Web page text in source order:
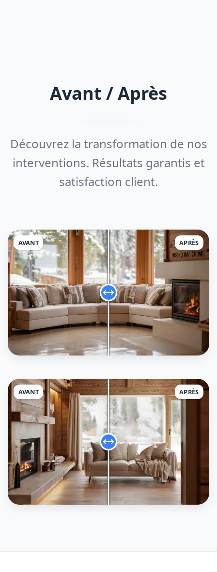
Avant / Après
Découvrez la transformation de nos
interventions. Résultats garantis et
satisfaction client.
AVANT APRÈS
AVANT APRÈS